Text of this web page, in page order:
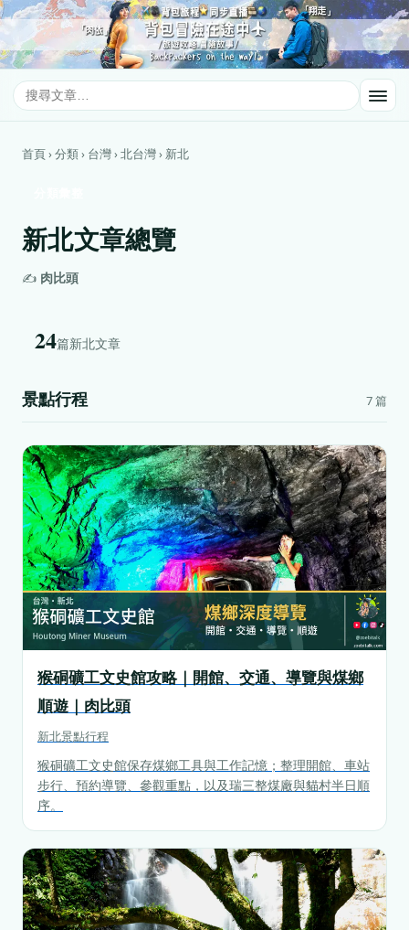
首頁 › 分類 › 台灣 › 北台灣 › 新北
新北文章總覽
✍️ 肉比頭
24篇新北文章
景點行程 7 篇
猴硐礦工文史館攻略｜開館、交通、導覽與煤鄉
順遊｜肉比頭
新北景點行程
猴硐礦工文史館保存煤鄉工具與工作記憶；整理開館、車站
步行、預約導覽、參觀重點，以及瑞三整煤廠與貓村半日順
序。